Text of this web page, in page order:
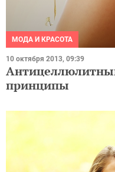
МОДА И КРАСОТА
10 октября 2013, 09:39
принципы